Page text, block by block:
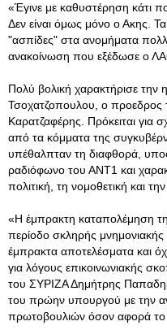
«Έγινε με καθυστέρηση κάτι
Δεν είναι όμως μόνο ο Ακης.
"ασπίδες" στα ανομήματα
ανακοίνωση που εξέδωσε ο
Πολύ βολική χαρακτήρισε την
Τσοχατζοπουλου, ο προεδρος
Καρατζαφέρης. Πρόκειται για
από τα κόμματα της
υπέθαλπταν τη διαφθορά,
ραδιόφωνο του ΑΝΤ1 και
πολιτική, τη νομοθετική και
«Η έμπρακτη καταπολέμηση
περίοδο σκληρής μνημονιακής
έμπρακτα αποτελέσματα και
για λόγους επικοινωνιακής
του ΣΥΡΙΖΑ Δημήτρης
του πρώην υπουργού με την
πρωτοβουλιών όσον αφορά